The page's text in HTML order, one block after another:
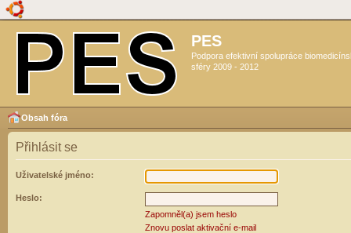
PES
Podpora efektivní spolupráce
sféry 2009 - 2012
Obsah fóra
Přihlásit se
Uživatelské jméno:
Heslo:
Zapomněl(a) jsem heslo
Znovu poslat aktivační e-mail